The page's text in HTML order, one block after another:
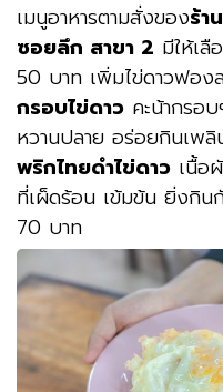
เมนูอาหารตามสั่งของร้า
ซอยลึก สาขา 2 มีให้เลื
50 บาท เพิ่มไข่ดาวฟอง
กรอบไข่ดาว คะน้ากรอ
หวานปลาย อร่อยกินเพ
พริกไทยดำไข่ดาว เนื้อ
ที่เผ็ดร้อน เข้มข้น ยิ่งกิน
70 บาท